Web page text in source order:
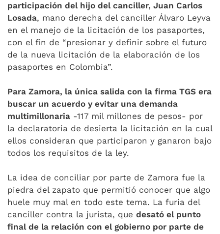
participación del hijo del canciller, Juan Carlos
Losada, mano derecha del canciller Álvaro Leyva
en el manejo de la licitación de los pasaportes,
con el fin de “presionar y definir sobre el futuro
de la nueva licitación de la elaboración de los
pasaportes en Colombia”.
Para Zamora, la única salida con la firma TGS era
buscar un acuerdo y evitar una demanda
multimillonaria -117 mil millones de pesos- por
la declaratoria de desierta la licitación en la cual
ellos consideran que participaron y ganaron bajo
todos los requisitos de la ley.
La idea de conciliar por parte de Zamora fue la
piedra del zapato que permitió conocer que algo
huele muy mal en todo este tema. La furia del
canciller contra la jurista, que desató el punto
final de la relación con el gobierno por parte de